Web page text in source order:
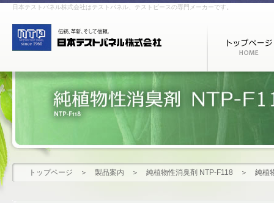
日本テストパネル株式会社はテストパネル、テストピースの専門メーカーです。
トップページ ＞ 製品案内 ＞ 純植物性消臭剤 NTP-F118 ＞ 純植